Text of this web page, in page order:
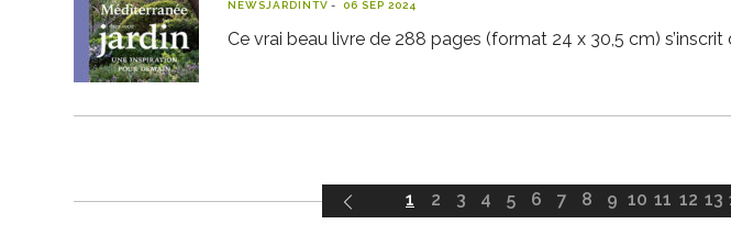
NEWSJARDINTV 06 SEP 2024
Ce vrai beau livre de 288 pages (format 24 x 30,5 cm)
1 2 3 4 5 6 7 8 9 10 11 12 13